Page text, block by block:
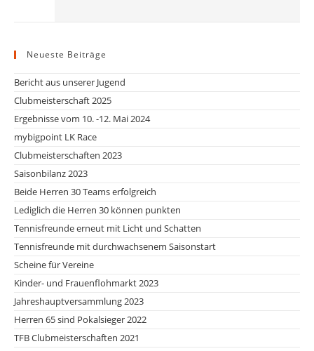
Neueste Beiträge
Bericht aus unserer Jugend
Clubmeisterschaft 2025
Ergebnisse vom 10. -12. Mai 2024
mybigpoint LK Race
Clubmeisterschaften 2023
Saisonbilanz 2023
Beide Herren 30 Teams erfolgreich
Lediglich die Herren 30 können punkten
Tennisfreunde erneut mit Licht und Schatten
Tennisfreunde mit durchwachsenem Saisonstart
Scheine für Vereine
Kinder- und Frauenflohmarkt 2023
Jahreshauptversammlung 2023
Herren 65 sind Pokalsieger 2022
TFB Clubmeisterschaften 2021